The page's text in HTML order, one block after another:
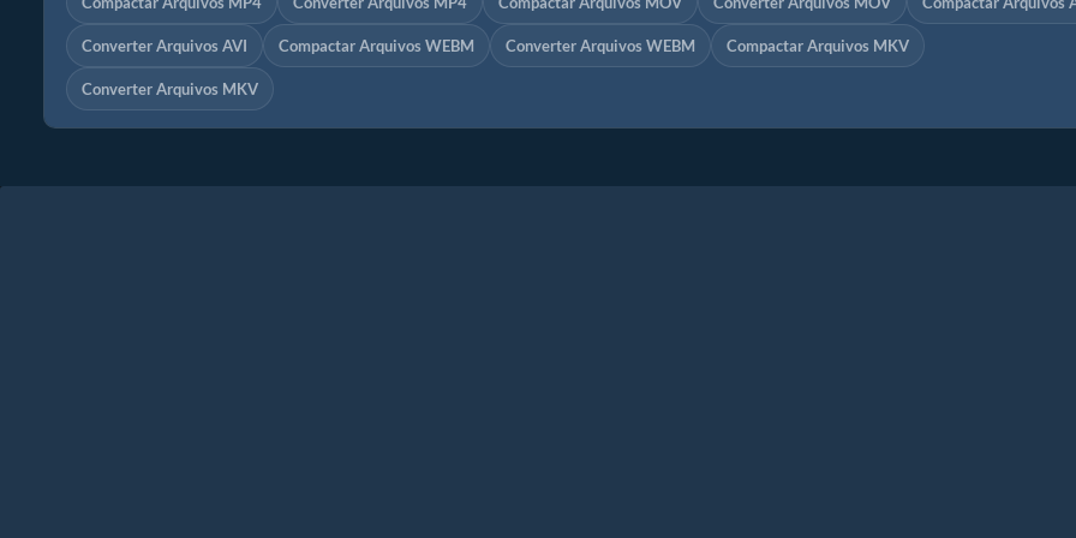
Converter Arquivos AVI Compactar Arquivos WEBM Converter Arquivos WEBM Compactar Arquivos MKV
Converter Arquivos MKV